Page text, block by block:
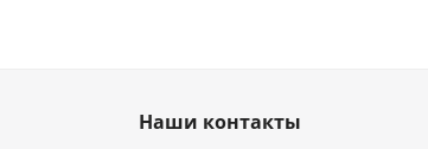
Наши контакты